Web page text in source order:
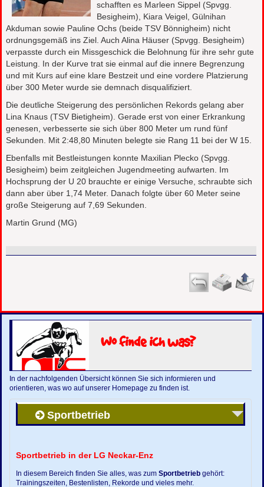
schafften es Marleen Sippel (Spvgg.
Besigheim), Kiara Veigel, Gülnihan
Akduman sowie Pauline Ochs (beide TSV Bönnigheim) nicht
ordnungsgemäß ins Ziel. Auch Alina Häuser (Spvgg. Besigheim)
verpasste durch ein Missgeschick die Belohnung für ihre sehr gute
Leistung. In der Kurve trat sie einmal auf die innere Begrenzung
und mit Kurs auf eine klare Bestzeit und eine vordere Platzierung
über 300 Meter wurde sie demnach disqualifiziert.
Die deutliche Steigerung des persönlichen Rekords gelang aber
Lina Knaus (TSV Bietigheim). Gerade erst von einer Erkrankung
genesen, verbesserte sie sich über 800 Meter um rund fünf
Sekunden. Mit 2:48,80 Minuten belegte sie Rang 11 bei der W 15.
Ebenfalls mit Bestleistungen konnte Maxilian Plecko (Spvgg.
Besigheim) beim zeitgleichen Jugendmeeting aufwarten. Im
Hochsprung der U 20 brauchte er einige Versuche, schraubte sich
dann aber über 1,74 Meter. Danach folgte über 60 Meter seine
große Steigerung auf 7,69 Sekunden.
Martin Grund (MG)
Wo finde ich was?
In der nachfolgenden Übersicht können Sie sich informieren und
orientieren, was wo auf unserer Homepage zu finden ist.
Sportbetrieb
Sportbetrieb in der LG Neckar-Enz
In diesem Bereich finden Sie alles, was zumSportbetrieb gehört:
Trainingszeiten, Bestenlisten, Rekorde und vieles mehr.